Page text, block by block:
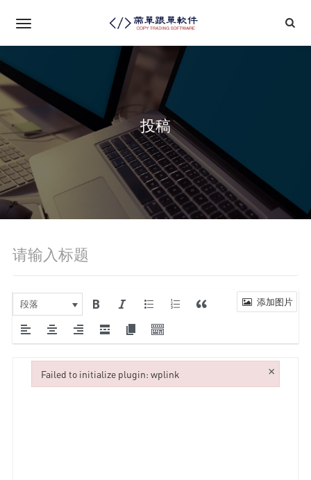
投稿
添加图片
段落
Failed to initialize plugin: wplink ×
Failed to initialize plugin: wplink